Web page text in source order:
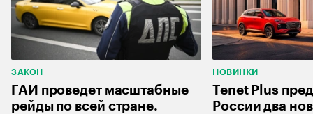
ЗАКОН
ГАИ проведет масштабные
рейды по всей стране.
НОВИНКИ
Tenet Plus
России два